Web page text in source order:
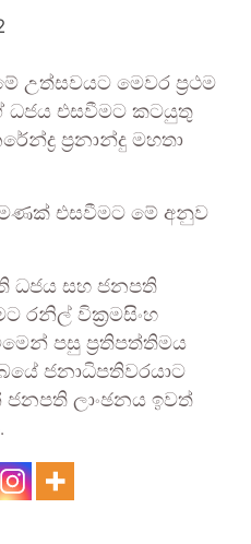
උත්සවයට මෙවර ප්‍රථම
ධජය එසවීමට කටයුතු
ප්‍රනාන්දු මහතා
එසවීමට මේ අනුව
ධජය සහ ජනපති
රනිල් වික්‍රමසිංහ
පසු ප්‍රතිපත්තිමය
ජනාධිපතිවරයාට
ලාංඡනය ඉවත්